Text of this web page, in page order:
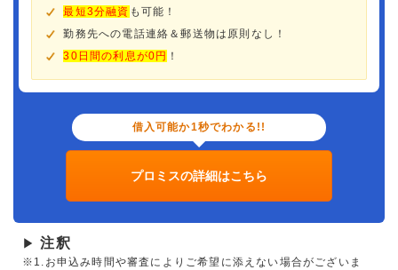
最短3分融資 も可能！
勤務先への電話連絡＆郵送物は原則なし！
30日間の利息が0円 ！
借入可能か1秒でわかる!!
プロミスの詳細はこちら
▶ 注釈
※1.お申込み時間や審査によりご希望に添えない場合がございま